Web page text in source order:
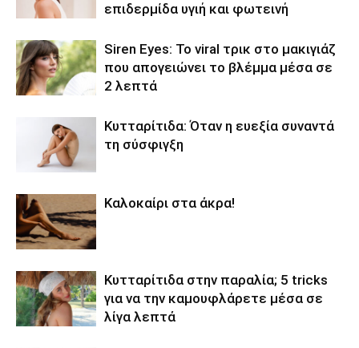
επιδερμίδα υγιή και φωτεινή
Siren Eyes: Το viral τρικ στο μακιγιάζ
που απογειώνει το βλέμμα μέσα σε
2 λεπτά
Κυτταρίτιδα: Όταν η ευεξία συναντά
τη σύσφιγξη
Καλοκαίρι στα άκρα!
Κυτταρίτιδα στην παραλία; 5 tricks
για να την καμουφλάρετε μέσα σε
λίγα λεπτά